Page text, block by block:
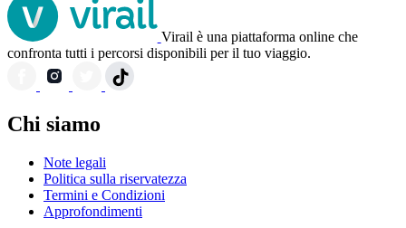
Virail è una piattaforma online che
confronta tutti i percorsi disponibili per il tuo viaggio.
Chi siamo
Note legali
Politica sulla riservatezza
Termini e Condizioni
Approfondimenti